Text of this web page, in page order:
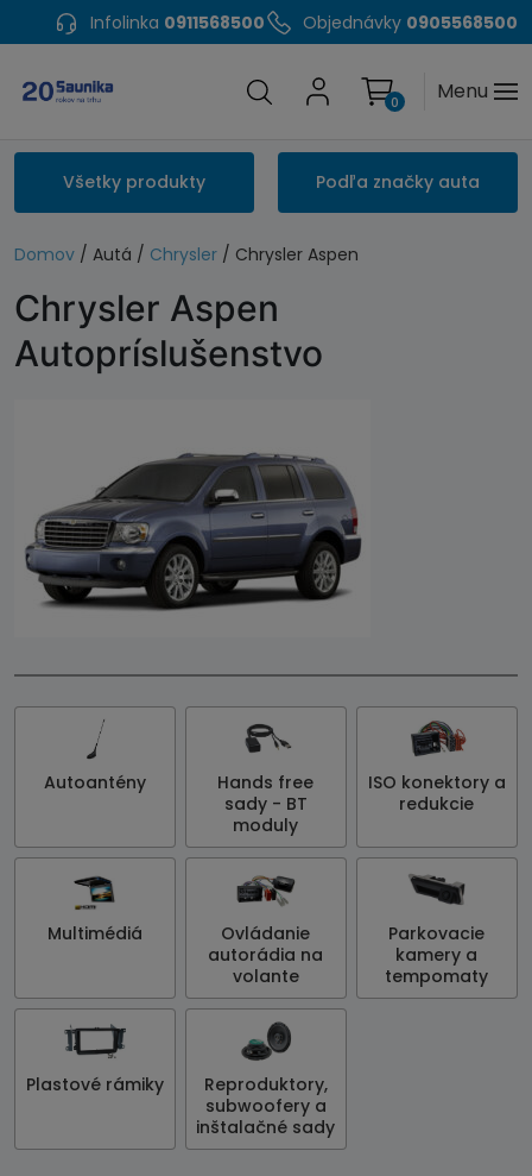
Infolinka 0911568500 Objednávky 0905568500
Menu
0
Všetky produkty Podľa značky auta
Domov / Autá / Chrysler / Chrysler Aspen
Chrysler Aspen
Autopríslušenstvo
Autoantény
Hands free
sady - BT
moduly
ISO konektory a
redukcie
Multimédiá
Ovládanie
autorádia na
volante
Parkovacie
kamery a
tempomaty
Plastové rámiky
Reproduktory,
subwoofery a
inštalačné sady